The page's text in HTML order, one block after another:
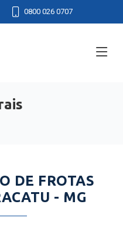
0800 026 0707
DE FROTAS
- MG